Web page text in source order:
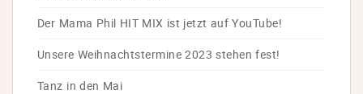
Der Mama Phil HIT MIX ist jetzt auf YouTube!
Unsere Weihnachtstermine 2023 stehen fest!
Tanz in den Mai